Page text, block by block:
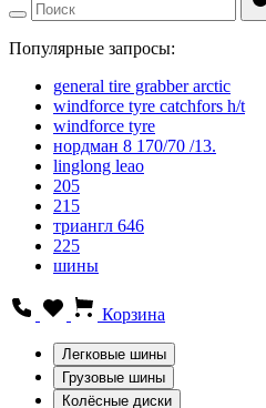
Популярные запросы:
general tire grabber arctic
windforce tyre catchfors h/t
windforce tyre
нордман 8 170/70 /13.
linglong leao
205
215
триангл 646
225
шины
Корзина
Легковые шины
Грузовые шины
Колёсные диски